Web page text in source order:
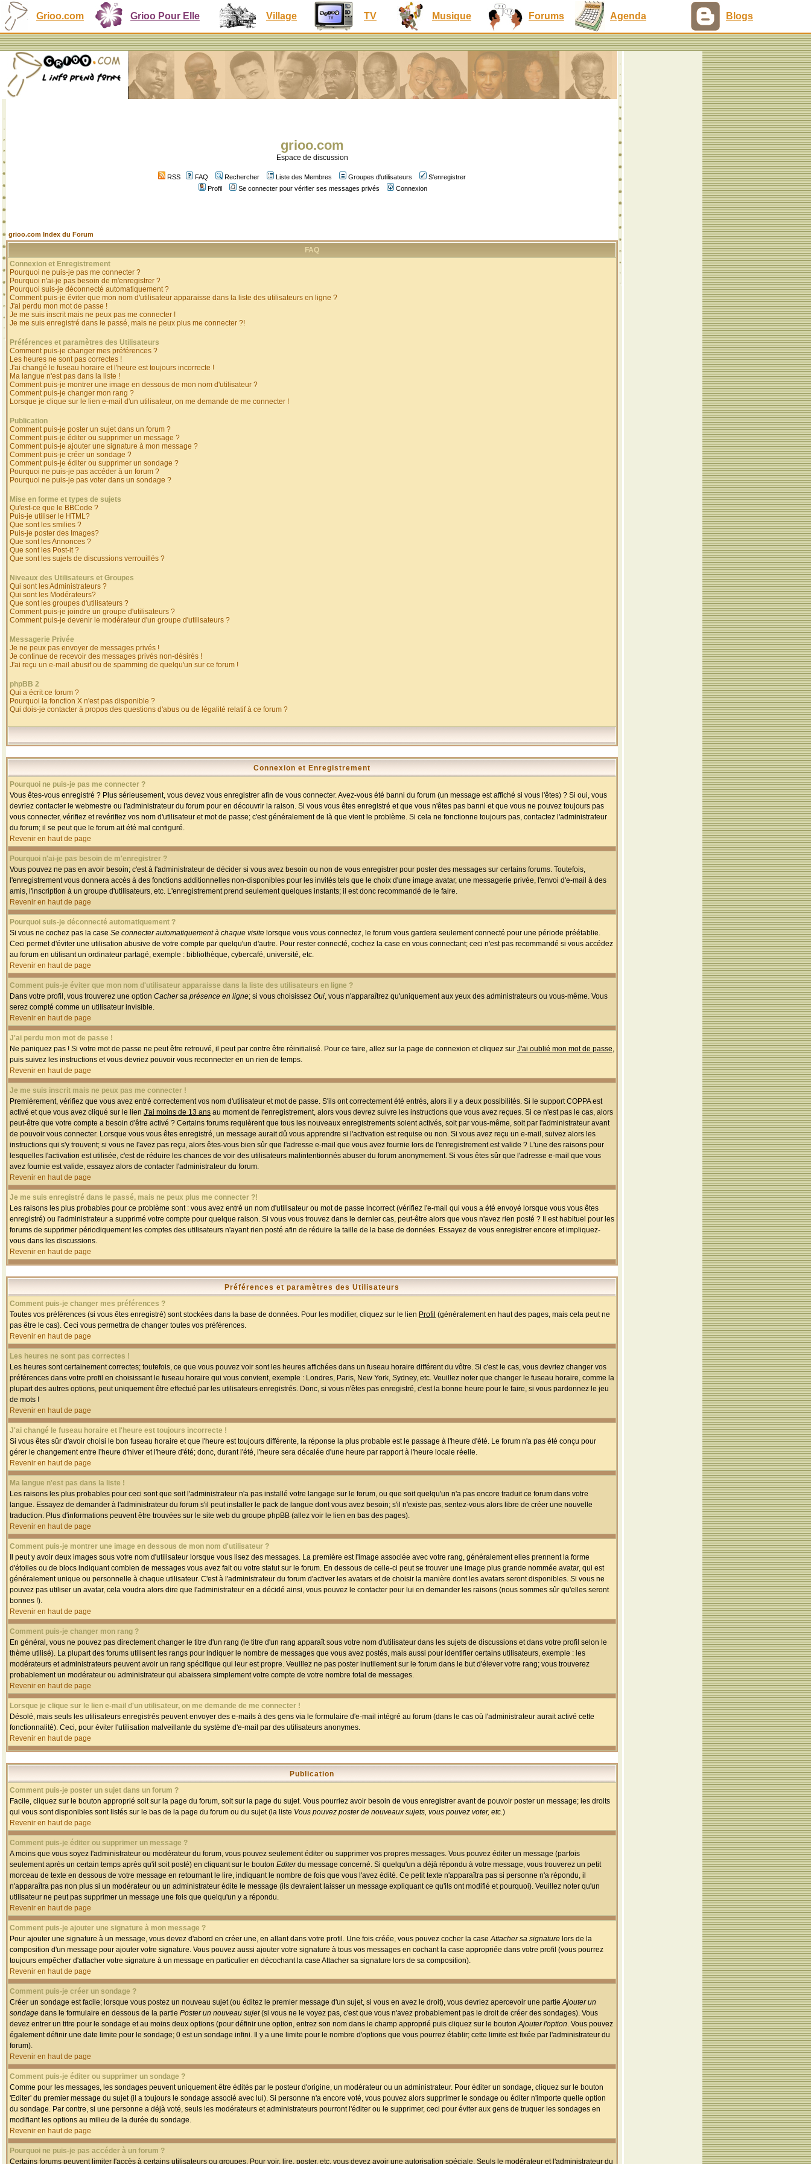
Grioo.com Grioo Pour Elle Village TV Musique Forums Agenda Blogs
grioo.com
Espace de discussion
RSS FAQ Rechercher Liste des Membres Groupes d'utilisateurs
S'enregistrer
Profil
Se connecter pour vérifier ses messages privés Connexion
grioo.com Index du Forum
FAQ
Connexion et Enregistrement
Pourquoi ne puis-je pas me connecter ?
Pourquoi n'ai-je pas besoin de m'enregistrer ?
Pourquoi suis-je déconnecté automatiquement ?
Comment puis-je éviter que mon nom d'utilisateur apparaisse dans la liste des utilisateurs en ligne ?
J'ai perdu mon mot de passe !
Je me suis inscrit mais ne peux pas me connecter !
Je me suis enregistré dans le passé, mais ne peux plus me connecter ?!
Préférences et paramètres des Utilisateurs
Comment puis-je changer mes préférences ?
Les heures ne sont pas correctes !
J'ai changé le fuseau horaire et l'heure est toujours incorrecte !
Ma langue n'est pas dans la liste !
Comment puis-je montrer une image en dessous de mon nom d'utilisateur ?
Comment puis-je changer mon rang ?
Lorsque je clique sur le lien e-mail d'un utilisateur, on me demande de me connecter !
Publication
Comment puis-je poster un sujet dans un forum ?
Comment puis-je éditer ou supprimer un message ?
Comment puis-je ajouter une signature à mon message ?
Comment puis-je créer un sondage ?
Comment puis-je éditer ou supprimer un sondage ?
Pourquoi ne puis-je pas accéder à un forum ?
Pourquoi ne puis-je pas voter dans un sondage ?
Mise en forme et types de sujets
Qu'est-ce que le BBCode ?
Puis-je utiliser le HTML?
Que sont les smilies ?
Puis-je poster des Images?
Que sont les Annonces ?
Que sont les Post-it ?
Que sont les sujets de discussions verrouillés ?
Niveaux des Utilisateurs et Groupes
Qui sont les Administrateurs ?
Qui sont les Modérateurs?
Que sont les groupes d'utilisateurs ?
Comment puis-je joindre un groupe d'utilisateurs ?
Comment puis-je devenir le modérateur d'un groupe d'utilisateurs ?
Messagerie Privée
Je ne peux pas envoyer de messages privés !
Je continue de recevoir des messages privés non-désirés !
J'ai reçu un e-mail abusif ou de spamming de quelqu'un sur ce forum !
phpBB 2
Qui a écrit ce forum ?
Pourquoi la fonction X n'est pas disponible ?
Qui dois-je contacter à propos des questions d'abus ou de légalité relatif à ce forum ?
Connexion et Enregistrement
Pourquoi ne puis-je pas me connecter ?
Vous êtes-vous enregistré ? Plus sérieusement, vous devez vous enregistrer afin de vous connecter. Avez-vous été banni du forum (un message est affiché si vous l'êtes) ? Si oui, vous
devriez contacter le webmestre ou l'administrateur du forum pour en découvrir la raison. Si vous vous êtes enregistré et que vous n'êtes pas banni et que vous ne pouvez toujours pas
vous connecter, vérifiez et revérifiez vos nom d'utilisateur et mot de passe; c'est généralement de là que vient le problème. Si cela ne fonctionne toujours pas, contactez l'administrateur
du forum; il se peut que le forum ait été mal configuré.
Revenir en haut de page
Pourquoi n'ai-je pas besoin de m'enregistrer ?
Vous pouvez ne pas en avoir besoin; c'est à l'administrateur de décider si vous avez besoin ou non de vous enregistrer pour poster des messages sur certains forums. Toutefois,
l'enregistrement vous donnera accès à des fonctions additionnelles non-disponibles pour les invités tels que le choix d'une image avatar, une messagerie privée, l'envoi d'e-mail à des
amis, l'inscription à un groupe d'utilisateurs, etc. L'enregistrement prend seulement quelques instants; il est donc recommandé de le faire.
Revenir en haut de page
Pourquoi suis-je déconnecté automatiquement ?
Si vous ne cochez pas la case Se connecter automatiquement à chaque visite lorsque vous vous connectez, le forum vous gardera seulement connecté pour une période préétablie.
Ceci permet d'éviter une utilisation abusive de votre compte par quelqu'un d'autre. Pour rester connecté, cochez la case en vous connectant; ceci n'est pas recommandé si vous accédez
au forum en utilisant un ordinateur partagé, exemple : bibliothèque, cybercafé, université, etc.
Revenir en haut de page
Comment puis-je éviter que mon nom d'utilisateur apparaisse dans la liste des utilisateurs en ligne ?
Dans votre profil, vous trouverez une option Cacher sa présence en ligne; si vous choisissez Oui, vous n'apparaîtrez qu'uniquement aux yeux des administrateurs ou vous-même. Vous
serez compté comme un utilisateur invisible.
Revenir en haut de page
J'ai perdu mon mot de passe !
Ne paniquez pas ! Si votre mot de passe ne peut être retrouvé, il peut par contre être réinitialisé. Pour ce faire, allez sur la page de connexion et cliquez sur J'ai oublié mon mot de passe,
puis suivez les instructions et vous devriez pouvoir vous reconnecter en un rien de temps.
Revenir en haut de page
Je me suis inscrit mais ne peux pas me connecter !
Premièrement, vérifiez que vous avez entré correctement vos nom d'utilisateur et mot de passe. S'ils ont correctement été entrés, alors il y a deux possibilités. Si le support COPPA est
activé et que vous avez cliqué sur le lien J'ai moins de 13 ans au moment de l'enregistrement, alors vous devrez suivre les instructions que vous avez reçues. Si ce n'est pas le cas, alors
peut-être que votre compte a besoin d'être activé ? Certains forums requièrent que tous les nouveaux enregistrements soient activés, soit par vous-même, soit par l'administrateur avant
de pouvoir vous connecter. Lorsque vous vous êtes enregistré, un message aurait dû vous apprendre si l'activation est requise ou non. Si vous avez reçu un e-mail, suivez alors les
instructions qui s'y trouvent; si vous ne l'avez pas reçu, alors êtes-vous bien sûr que l'adresse e-mail que vous avez fournie lors de l'enregistrement est valide ? L'une des raisons pour
lesquelles l'activation est utilisée, c'est de réduire les chances de voir des utilisateurs malintentionnés abuser du forum anonymement. Si vous êtes sûr que l'adresse e-mail que vous
avez fournie est valide, essayez alors de contacter l'administrateur du forum.
Revenir en haut de page
Je me suis enregistré dans le passé, mais ne peux plus me connecter ?!
Les raisons les plus probables pour ce problème sont : vous avez entré un nom d'utilisateur ou mot de passe incorrect (vérifiez l'e-mail qui vous a été envoyé lorsque vous vous êtes
enregistré) ou l'administrateur a supprimé votre compte pour quelque raison. Si vous vous trouvez dans le dernier cas, peut-être alors que vous n'avez rien posté ? Il est habituel pour les
forums de supprimer périodiquement les comptes des utilisateurs n'ayant rien posté afin de réduire la taille de la base de données. Essayez de vous enregistrer encore et impliquez-
vous dans les discussions.
Revenir en haut de page
Préférences et paramètres des Utilisateurs
Comment puis-je changer mes préférences ?
Toutes vos préférences (si vous êtes enregistré) sont stockées dans la base de données. Pour les modifier, cliquez sur le lien Profil (généralement en haut des pages, mais cela peut ne
pas être le cas). Ceci vous permettra de changer toutes vos préférences.
Revenir en haut de page
Les heures ne sont pas correctes !
Les heures sont certainement correctes; toutefois, ce que vous pouvez voir sont les heures affichées dans un fuseau horaire différent du vôtre. Si c'est le cas, vous devriez changer vos
préférences dans votre profil en choisissant le fuseau horaire qui vous convient, exemple : Londres, Paris, New York, Sydney, etc. Veuillez noter que changer le fuseau horaire, comme la
plupart des autres options, peut uniquement être effectué par les utilisateurs enregistrés. Donc, si vous n'êtes pas enregistré, c'est la bonne heure pour le faire, si vous pardonnez le jeu
de mots !
Revenir en haut de page
J'ai changé le fuseau horaire et l'heure est toujours incorrecte !
Si vous êtes sûr d'avoir choisi le bon fuseau horaire et que l'heure est toujours différente, la réponse la plus probable est le passage à l'heure d'été. Le forum n'a pas été conçu pour
gérer le changement entre l'heure d'hiver et l'heure d'été; donc, durant l'été, l'heure sera décalée d'une heure par rapport à l'heure locale réelle.
Revenir en haut de page
Ma langue n'est pas dans la liste !
Les raisons les plus probables pour ceci sont que soit l'administrateur n'a pas installé votre langage sur le forum, ou que soit quelqu'un n'a pas encore traduit ce forum dans votre
langue. Essayez de demander à l'administrateur du forum s'il peut installer le pack de langue dont vous avez besoin; s'il n'existe pas, sentez-vous alors libre de créer une nouvelle
traduction. Plus d'informations peuvent être trouvées sur le site web du groupe phpBB (allez voir le lien en bas des pages).
Revenir en haut de page
Comment puis-je montrer une image en dessous de mon nom d'utilisateur ?
Il peut y avoir deux images sous votre nom d'utilisateur lorsque vous lisez des messages. La première est l'image associée avec votre rang, généralement elles prennent la forme
d'étoiles ou de blocs indiquant combien de messages vous avez fait ou votre statut sur le forum. En dessous de celle-ci peut se trouver une image plus grande nommée avatar, qui est
généralement unique ou personnelle à chaque utilisateur. C'est à l'administrateur du forum d'activer les avatars et de choisir la manière dont les avatars seront disponibles. Si vous ne
pouvez pas utiliser un avatar, cela voudra alors dire que l'administrateur en a décidé ainsi, vous pouvez le contacter pour lui en demander les raisons (nous sommes sûr qu'elles seront
bonnes !).
Revenir en haut de page
Comment puis-je changer mon rang ?
En général, vous ne pouvez pas directement changer le titre d'un rang (le titre d'un rang apparaît sous votre nom d'utilisateur dans les sujets de discussions et dans votre profil selon le
thème utilisé). La plupart des forums utilisent les rangs pour indiquer le nombre de messages que vous avez postés, mais aussi pour identifier certains utilisateurs, exemple : les
modérateurs et administrateurs peuvent avoir un rang spécifique qui leur est propre. Veuillez ne pas poster inutilement sur le forum dans le but d'élever votre rang; vous trouverez
probablement un modérateur ou administrateur qui abaissera simplement votre compte de votre nombre total de messages.
Revenir en haut de page
Lorsque je clique sur le lien e-mail d'un utilisateur, on me demande de me connecter !
Désolé, mais seuls les utilisateurs enregistrés peuvent envoyer des e-mails à des gens via le formulaire d'e-mail intégré au forum (dans le cas où l'administrateur aurait activé cette
fonctionnalité). Ceci, pour éviter l'utilisation malveillante du système d'e-mail par des utilisateurs anonymes.
Revenir en haut de page
Publication
Comment puis-je poster un sujet dans un forum ?
Facile, cliquez sur le bouton approprié soit sur la page du forum, soit sur la page du sujet. Vous pourriez avoir besoin de vous enregistrer avant de pouvoir poster un message; les droits
qui vous sont disponibles sont listés sur le bas de la page du forum ou du sujet (la liste Vous pouvez poster de nouveaux sujets, vous pouvez voter, etc.)
Revenir en haut de page
Comment puis-je éditer ou supprimer un message ?
A moins que vous soyez l'administrateur ou modérateur du forum, vous pouvez seulement éditer ou supprimer vos propres messages. Vous pouvez éditer un message (parfois
seulement après un certain temps après qu'il soit posté) en cliquant sur le bouton Editerdu message concerné. Si quelqu'un a déjà répondu à votre message, vous trouverez un petit
morceau de texte en dessous de votre message en retournant le lire, indiquant le nombre de fois que vous l'avez édité. Ce petit texte n'apparaîtra pas si personne n'a répondu, il
n'apparaîtra pas non plus si un modérateur ou un administrateur édite le message (ils devraient laisser un message expliquant ce qu'ils ont modifié et pourquoi). Veuillez noter qu'un
utilisateur ne peut pas supprimer un message une fois que quelqu'un y a répondu.
Revenir en haut de page
Comment puis-je ajouter une signature à mon message ?
Pour ajouter une signature à un message, vous devez d'abord en créer une, en allant dans votre profil. Une fois créée, vous pouvez cocher la caseAttacher sa signature lors de la
composition d'un message pour ajouter votre signature. Vous pouvez aussi ajouter votre signature à tous vos messages en cochant la case appropriée dans votre profil (vous pourrez
toujours empêcher d'attacher votre signature à un message en particulier en décochant la case Attacher sa signature lors de sa composition).
Revenir en haut de page
Comment puis-je créer un sondage ?
Créer un sondage est facile; lorsque vous postez un nouveau sujet (ou éditez le premier message d'un sujet, si vous en avez le droit), vous devriez apercevoir une partieAjouter un
sondage dans le formulaire en dessous de la partie Poster un nouveau sujet(si vous ne le voyez pas, c'est que vous n'avez probablement pas le droit de créer des sondages). Vous
devez entrer un titre pour le sondage et au moins deux options (pour définir une option, entrez son nom dans le champ approprié puis cliquez sur le boutonAjouter l'option. Vous pouvez
également définir une date limite pour le sondage; 0 est un sondage infini. Il y a une limite pour le nombre d'options que vous pourrez établir; cette limite est fixée par l'administrateur du
forum).
Revenir en haut de page
Comment puis-je éditer ou supprimer un sondage ?
Comme pour les messages, les sondages peuvent uniquement être édités par le posteur d'origine, un modérateur ou un administrateur. Pour éditer un sondage, cliquez sur le bouton
'Editer' du premier message du sujet (il a toujours le sondage associé avec lui). Si personne n'a encore voté, vous pouvez alors supprimer le sondage ou éditer n'importe quelle option
du sondage. Par contre, si une personne a déjà voté, seuls les modérateurs et administrateurs pourront l'éditer ou le supprimer, ceci pour éviter aux gens de truquer les sondages en
modifiant les options au milieu de la durée du sondage.
Revenir en haut de page
Pourquoi ne puis-je pas accéder à un forum ?
Certains forums peuvent limiter l'accès à certains utilisateurs ou groupes. Pour voir, lire, poster, etc. vous devez avoir une autorisation spéciale. Seuls le modérateur et l'administrateur du